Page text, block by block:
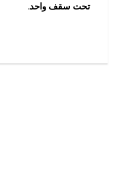
تحت سقف واحد.